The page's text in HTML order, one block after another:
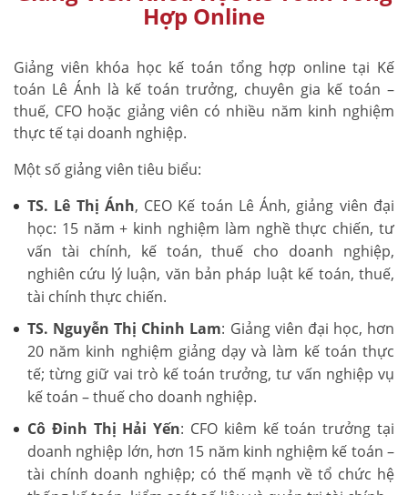
Hợp Online
Giảng viên khóa học kế toán tổng hợp online tại Kế
toán Lê Ánh là kế toán trưởng, chuyên gia kế toán –
thuế, CFO hoặc giảng viên có nhiều năm kinh nghiệm
thực tế tại doanh nghiệp.
Một số giảng viên tiêu biểu:
TS. Lê Thị Ánh, CEO Kế toán Lê Ánh, giảng viên đại
học: 15 năm + kinh nghiệm làm nghề thực chiến, tư
vấn tài chính, kế toán, thuế cho doanh nghiệp,
nghiên cứu lý luận, văn bản pháp luật kế toán, thuế,
tài chính thực chiến.
TS. Nguyễn Thị Chinh Lam: Giảng viên đại học, hơn
20 năm kinh nghiệm giảng dạy và làm kế toán thực
tế; từng giữ vai trò kế toán trưởng, tư vấn nghiệp vụ
kế toán – thuế cho doanh nghiệp.
Cô Đinh Thị Hải Yến: CFO kiêm kế toán trưởng tại
doanh nghiệp lớn, hơn 15 năm kinh nghiệm kế toán –
tài chính doanh nghiệp; có thế mạnh về tổ chức hệ